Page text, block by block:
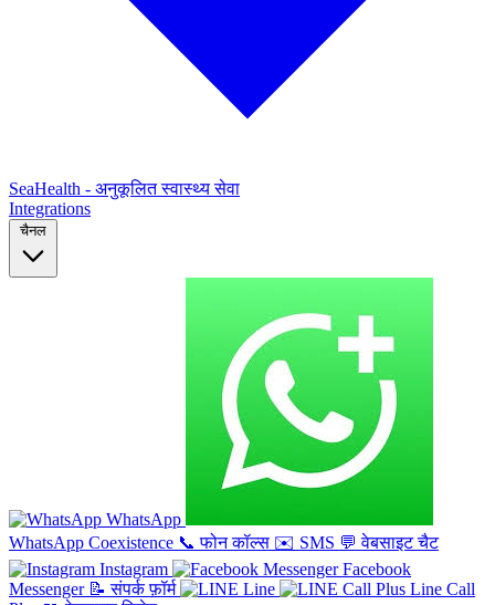
SeaHealth - अनुकूलित स्वास्थ्य सेवा
Integrations
चैनल
WhatsApp
WhatsApp Coexistence 📞 फोन कॉल्स ✉️ SMS 💬 वेबसाइट चैट
Instagram
Facebook
Messenger 📝 संपर्क फ़ॉर्म Line
Line Call